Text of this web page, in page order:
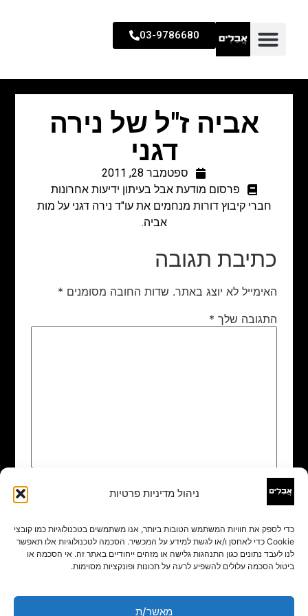
ניהול מדיניות פרטיות
כדי לספק את חוויות המשתמש הטובות ביותר, אנו משתמשים בטכנולוגיות כמו קובצי
Cookie כדי לאחסן ו/או לגשת למידע על המכשיר. הסכמה לטכנולוגיות אלו תאפשר
לנו לעבד נתונים כגון התנהגות גלישה או מזהים ייחודיים באתר זה. אי הסכמה או
ביטול הסכמה עלולים להשפיע לרעה על תכונות ופונקציות מסוימות.
מאשר/ת
03-9786680
אביה ז"ל של נירה
דגני
ספטמבר 28, 2011
פרסום מודעת אבל בעיתון ידיעות אחרונות
חברי קיבוץ דורות מנחמים את עו"ד נירה דגני על מות
אביה.
כתיבת תגובה
האימייל לא יוצג באתר. שדות החובה מסומנים *
התגובה שלך *
שם
אימייל*